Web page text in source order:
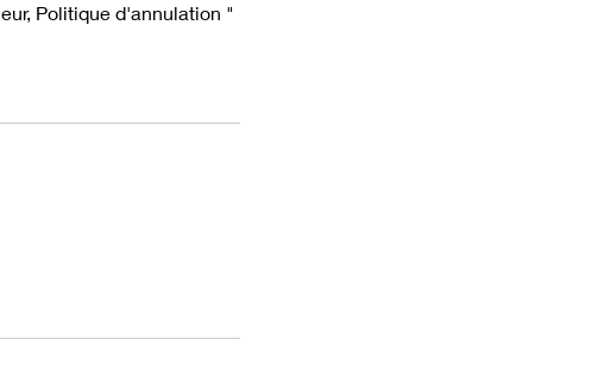
Politique d'annulation "